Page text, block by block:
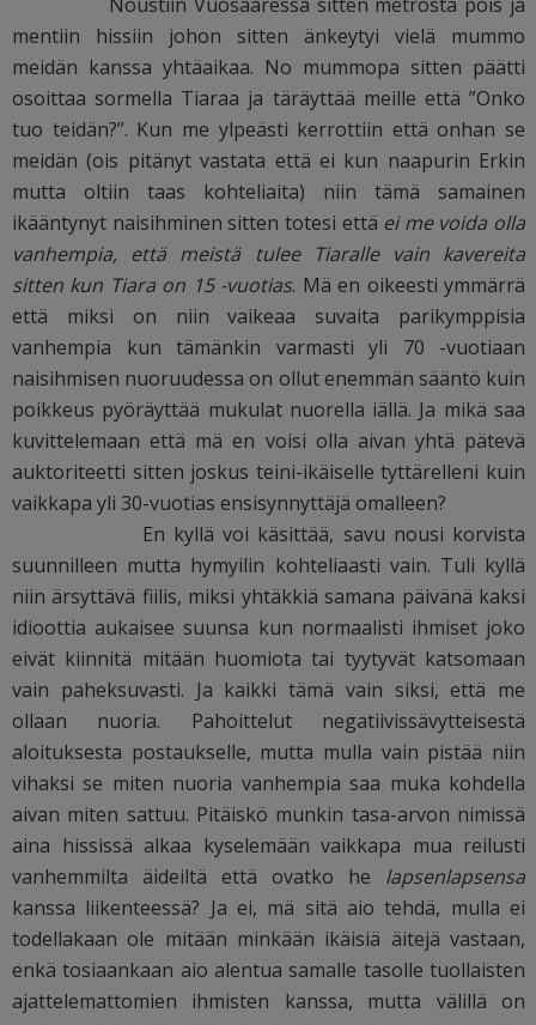
mentiin hissiin johon sitten änkeytyi vielä mummo
meidän kanssa yhtäaikaa. No mummopa sitten päätti
osoittaa sormella Tiaraa ja täräyttää meille että ”Onko
tuo teidän?”. Kun me ylpeästi kerrottiin että onhan se
meidän (ois pitänyt vastata että ei kun naapurin Erkin
mutta oltiin taas kohteliaita) niin tämä samainen
ikääntynyt naisihminen sitten totesi että ei me voida olla
vanhempia, että meistä tulee Tiaralle vain kavereita
sitten kun Tiara on 15 -vuotias. Mä en oikeesti ymmärrä
että miksi on niin vaikeaa suvaita parikymppisia
vanhempia kun tämänkin varmasti yli 70 -vuotiaan
naisihmisen nuoruudessa on ollut enemmän sääntö kuin
poikkeus pyöräyttää mukulat nuorella iällä. Ja mikä saa
kuvittelemaan että mä en voisi olla aivan yhtä pätevä
auktoriteetti sitten joskus teini-ikäiselle tyttärelleni kuin
vaikkapa yli 30-vuotias ensisynnyttäjä omalleen?
En kyllä voi käsittää, savu nousi korvista
suunnilleen mutta hymyilin kohteliaasti vain. Tuli kyllä
niin ärsyttävä fiilis, miksi yhtäkkiä samana päivänä kaksi
idioottia aukaisee suunsa kun normaalisti ihmiset joko
eivät kiinnitä mitään huomiota tai tyytyvät katsomaan
vain paheksuvasti. Ja kaikki tämä vain siksi, että me
ollaan nuoria. Pahoittelut negatiivissävytteisestä
aloituksesta postaukselle, mutta mulla vain pistää niin
vihaksi se miten nuoria vanhempia saa muka kohdella
aivan miten sattuu. Pitäiskö munkin tasa-arvon nimissä
aina hississä alkaa kyselemään vaikkapa mua reilusti
vanhemmilta äideiltä että ovatko he lapsenlapsensa
kanssa liikenteessä? Ja ei, mä sitä aio tehdä, mulla ei
todellakaan ole mitään minkään ikäisiä äitejä vastaan,
enkä tosiaankaan aio alentua samalle tasolle tuollaisten
ajattelemattomien ihmisten kanssa, mutta välillä on